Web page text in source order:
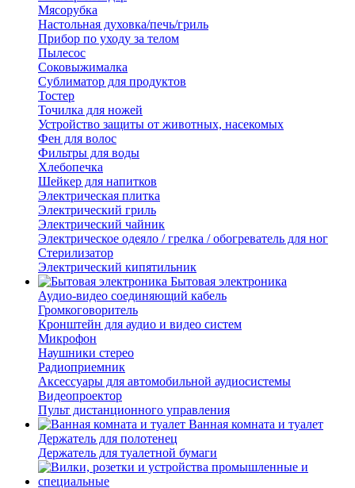
Мясорубка
Настольная духовка/печь/гриль
Прибор по уходу за телом
Пылесос
Соковыжималка
Сублиматор для продуктов
Тостер
Точилка для ножей
Устройство защиты от животных, насекомых
Фен для волос
Фильтры для воды
Хлебопечка
Шейкер для напитков
Электрическая плитка
Электрический гриль
Электрический чайник
Электрическое одеяло / грелка / обогреватель для ног
Стерилизатор
Электрический кипятильник
Бытовая электроника
Аудио-видео соединяющий кабель
Громкоговоритель
Кронштейн для аудио и видео систем
Микрофон
Наушники стерео
Радиоприемник
Аксессуары для автомобильной аудиосистемы
Видеопроектор
Пульт дистанционного управления
Ванная комната и туалет
Держатель для полотенец
Держатель для туалетной бумаги